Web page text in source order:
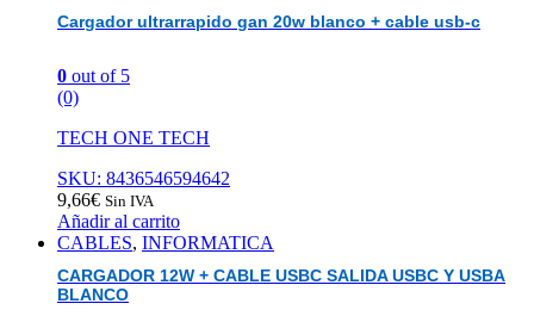
Cargador ultrarrapido gan 20w blanco + cable usb-c
0 out of 5
(0)
TECH ONE TECH
SKU: 8436546594642
9,66€ Sin IVA
Añadir al carrito
CABLES, INFORMATICA
CARGADOR 12W + CABLE USBC SALIDA USBC Y USBA
BLANCO